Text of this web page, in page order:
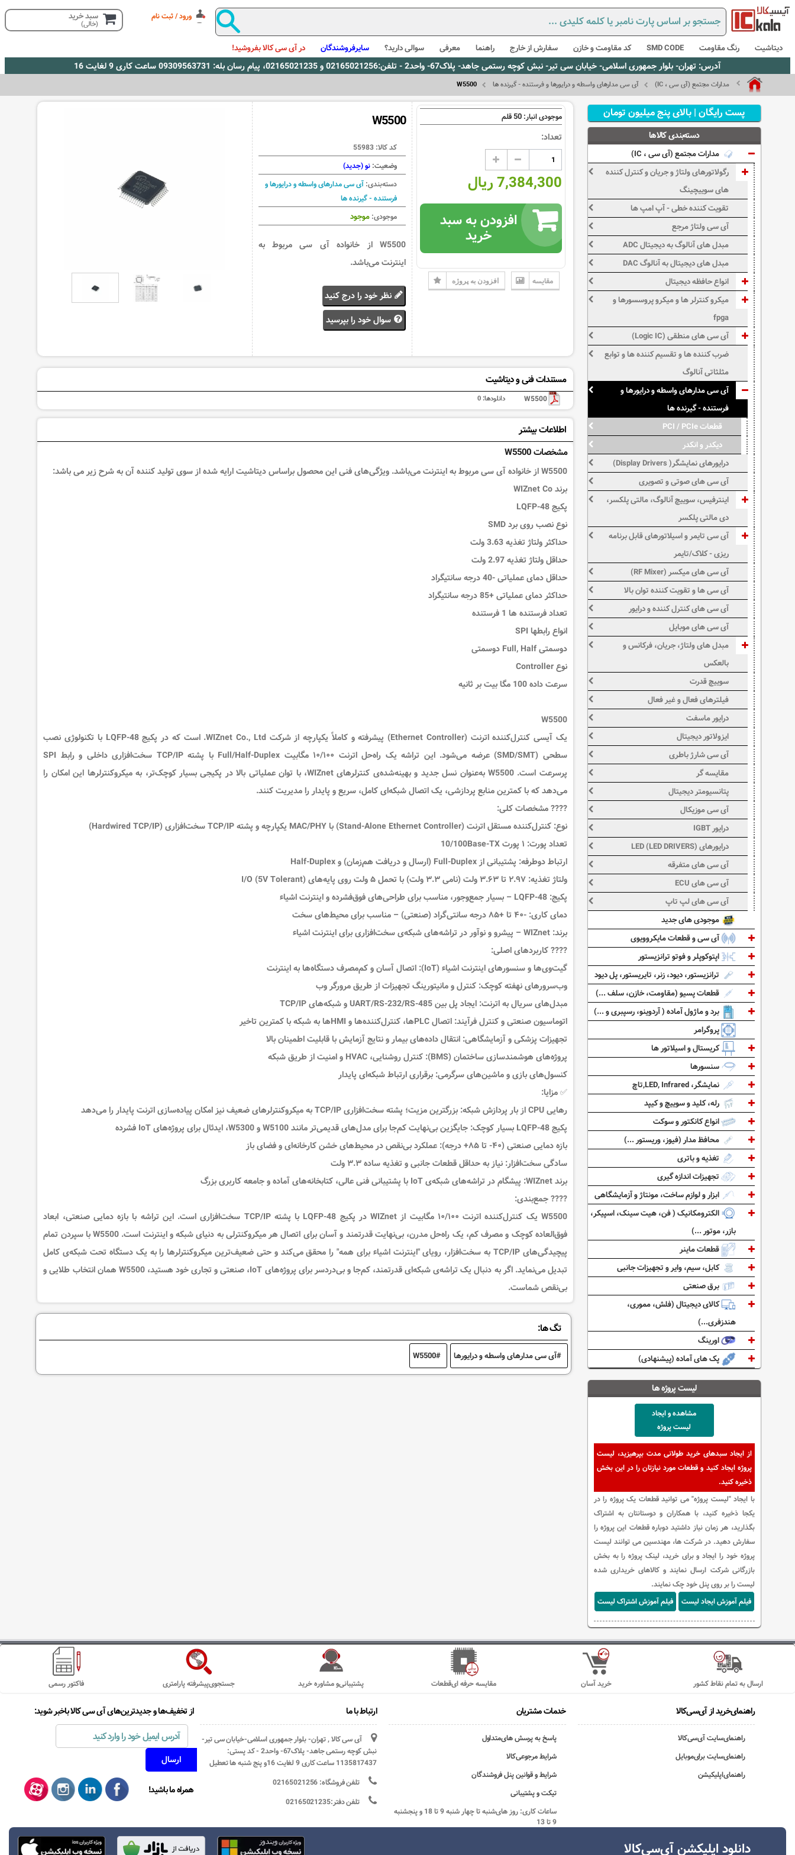
ورود / ثبت نام سبد خرید
(خالی)
دیتاشیت رنگ مقاومت SMD CODE کد مقاومت و خازن سفارش از خارج راهنما معرفی سوالی دارید؟ سایرفروشندگان در آی سی کالا بفروشید!
آدرس: تهران- بلوار جمهوری اسلامی- خیابان سی تیر- نبش کوچه رستمی جاهد- پلاک67- واحد2 - تلفن:02165021256 و 02165021235، پیام رسان بله: 09309563731 ساعت کاری 9 لغایت 16
مدارات مجتمع (آی سی ، IC) آی سی مدارهای واسطه و درایورها و فرستنده - گیرنده ها W5500
W5500
کد کالا: 55983
وضعیت: نو (جدید)
دسته‌بندی: آی سی مدارهای واسطه و درایورها و
فرستنده - گیرنده ها
موجودی: موجود
W5500از خانوادهآی سی مربوط به
اینترنتمی‌باشد.
نظر خود را درج کنید
سوال خود را بپرسید
موجودی انبار:50قلم
تعداد:
7,384,300 ریال
افزودن به سبد
خرید
مقایسه افزودن به پروژه
مستندات فنی و دیتاشیت
W5500 دانلودها:0
اطلاعات بیشتر
مشخصات W5500
W5500از خانوادهآی سی مربوط به اینترنتمی‌باشد. ویژگی‌های فنی این محصول براساسدیتاشیتارایه شده از سوی تولید کننده آن به شرح زیر می باشد:
برند WIZnet Co
پکیج LQFP-48
نوع نصب روی برد SMD
حداکثر ولتاژ تغذیه 3.63 ولت
حداقل ولتاژ تغذیه 2.97 ولت
حداقل دمای عملیاتی -40 درجه سانتیگراد
حداکثر دمای عملیاتی +85 درجه سانتیگراد
تعداد فرستنده ها 1 فرستنده
انواع رابطها SPI
دوسمتی Full, Half دوسمتی
نوع Controller
سرعت داده 100 مگا بیت بر ثانیه
W5500
یک آیسی کنترل‌کننده اترنت (Ethernet Controller) پیشرفته و کاملاً یکپارچه از شرکت WIZnet Co., Ltd. است که در پکیجLQFP-48 با تکنولوژی نصب
سطحی (SMD/SMT) عرضه می‌شود. این تراشه یک راه‌حل اترنت
۱۰/۱۰۰ مگابیت Full/Half-Duplex با پشته TCP/IP سخت‌افزاری داخلی و
رابط SPI
پرسرعت
است. W5500 به‌عنوان نسل جدید و بهینه‌شده‌ی کنترلرهای WIZnet، با توان عملیاتی بالا در پکیجی بسیار کوچک‌تر، به میکروکنترلرها این امکان را
می‌دهد که با کمترین منابع پردازشی، یک اتصال شبکه‌ای کامل، سریع و پایدار را مدیریت کنند.
????مشخصات کلی:
نوع: کنترل‌کننده مستقل اترنت (Stand-Alone Ethernet Controller) با MAC/PHY یکپارچه و پشته TCP/IP سخت‌افزاری (Hardwired TCP/IP)
تعداد پورت:
ارتباط دوطرفه: پشتیبانی ازFull-Duplex (ارسال و دریافت هم‌زمان) وHalf-Duplex
ولتاژ تغذیه: ۲.۹۷ تا ۳.۶۳ ولت
(نامی ۳.۳ ولت) با تحمل ۵ ولت روی پایه‌های I/O (5V Tolerant)
پکیج: LQFP-48 – بسیار جمع‌وجور، مناسب برای طراحی‌های فوق‌فشرده و اینترنت اشیاء
دمای کاری: -۴۰ تا +۸۵ درجه سانتی‌گراد
(صنعتی) – مناسب برای محیط‌های سخت
برند: WIZnet – پیشرو و نوآور در تراشه‌های شبکه‌ی سخت‌افزاری برای اینترنت اشیاء
????کاربردهای اصلی:
گیت‌وی‌ها و سنسورهای اینترنت اشیاء (IoT):
اتصال آسان و کم‌مصرف دستگاه‌ها به اینترنت
وب‌سرورهای نهفته کوچک: کنترل و مانیتورینگ تجهیزات از طریق مرورگر وب
مبدل‌های سریال به اترنت: ایجاد پل بین UART/RS-232/RS-485 و شبکه‌های TCP/IP
اتوماسیون صنعتی و کنترل فرآیند: اتصال PLCها، کنترل‌کننده‌ها و HMIها به شبکه با کمترین تاخیر
تجهیزات پزشکی و آزمایشگاهی: انتقال داده‌های بیمار و نتایج آزمایش با قابلیت اطمینان بالا
پروژه‌های هوشمندسازی ساختمان (BMS):
کنترل روشنایی، HVAC و امنیت از طریق شبکه
کنسول‌های بازی و ماشین‌های سرگرمی: برقراری ارتباط شبکه‌ای پایدار
✅مزایا:
رهایی CPU از بار پردازش شبکه:
بزرگترین مزیت؛ پشته سخت‌افزاری TCP/IP به میکروکنترلرهای ضعیف نیز امکان پیاده‌سازی اترنت پایدار را می‌دهد
پکیج LQFP-48 بسیار کوچک:
جایگزین بی‌نهایت کم‌جا برای مدل‌های قدیمی‌تر مانند W5100 و W5300، ایدئال برای پروژه‌های IoT فشرده
بازه دمایی صنعتی (۴۰- تا ۸۵+ درجه):
عملکرد بی‌نقص در محیط‌های خشن کارخانه‌ای و فضای باز
سادگی سخت‌افزار: نیاز به حداقل قطعات جانبی و تغذیه ساده ۳.۳ ولت
برند WIZnet:
پیشگام در تراشه‌های شبکه‌ی IoT با پشتیبانی فنی عالی، کتابخانه‌های آماده و جامعه کاربری بزرگ
????جمع‌بندی:
W5500 یک کنترل‌کننده اترنت ۱۰/۱۰۰ مگابیت از WIZnet در پکیج
LQFP-48 با پشته TCP/IP سخت‌افزاری
است. این تراشه با بازه دمایی صنعتی، ابعاد
فوق‌العاده کوچک و مصرف کم، یک راه‌حلمدرن، بی‌نهایت قدرتمند و آسان
برای اتصال هر میکروکنترلی به دنیای شبکه و اینترنت است. W5500 با سپردن تمام
پیچیدگی‌های TCP/IP به سخت‌افزار، رویای "اینترنت اشیاء برای همه" را محقق می‌کند و حتی ضعیف‌ترین میکروکنترلرها را به یک دستگاه تحت شبکه‌ی کامل
تبدیل می‌نماید. اگر به دنبال یک تراشه‌ی شبکه‌ای قدرتمند، کم‌جا و بی‌دردسر برای پروژه‌های IoT، صنعتی و تجاری خود هستید، W5500 همان انتخاب طلایی و
بی‌نقص شماست.
تگ ها:
آی سی مدارهای واسطه و درایورها W5500
پست رایگان | بالای پنج میلیون تومان
دسته‌بندی کالاها
مدارات مجتمع (آی سی ، IC)
رگولاتورهای ولتاژ و جریان و کنترل کننده
های سوییچینگ
تقویت کننده خطی - آپ امپ ها
آی سی ولتاژ مرجع
مبدل های آنالوگ به دیجیتال ADC
مبدل های دیجیتال به آنالوگ DAC
انواع حافظه دیجیتال
میکرو کنترلر ها و میکرو پروسسورها و
fpga
آی سی های منطقی (Logic IC)
ضرب کننده ها و تقسیم کننده ها و توابع
مثلثاتی آنالوگ
آی سی مدارهای واسطه و درایورها و
فرستنده - گیرنده ها
قطعات PCI / PCIe
دیکدر و انکدر
درایورهای نمایشگر( Display Drivers)
آی سی های صوتی و تصویری
اینترفیس، سوییچ آنالوگ، مالتی پلکسر،
دی مالتی پلکسر
آی سی تایمر و اسیلاتورهای قابل برنامه
ریزی - کلاک/تایمر
آی سی های میکسر (RF Mixer)
آی سی ها و تقویت کننده توان بالا
آی سی های کنترل کننده و درایور
آی سی های موبایل
مبدل های ولتاژ، جریان، فرکانس و
بالعکس
سوییچ قدرت
فیلترهای فعال و غیر فعال
درایور ماسفت
ایزولاتور دیجیتال
آی سی شارژ باطری
مقایسه گر
پتانسیومتر دیجیتال
آی سی موزیکال
درایور IGBT
درایورهای LED (LED DRIVERS)
آی سی های متفرقه
آی سی های ECU
آی سی های لپ تاپ
موجودی های جدید
آی سی و قطعات مایکروویوی
اپتوکوپلر و فوتو ترانزیستور
ترانزیستور، دیود، زنر، تایریستور، پل دیود
قطعات پسیو (مقاومت، خازن، سلف ...)
برد و ماژول آماده ( آردوینو، رسپبری و ...)
پروگرامر
کریستال و اسیلاتور ها
سنسورها
نمایشگر، LED, Infrared,تاچ
رله، کلید و سوییچ و کیپد
انواع کانکتور و سوکت
محافظ مدار (فیوز، وریستور ...)
تغذیه و باتری
تجهیزات اندازه گیری
ابزار و لوازم ساخت، مونتاژ و آزمایشگاهی
الکترومکانیک ( فن، هیت سینک، اسپیکر،
بازر، موتور ...)
قطعات ماینر
کابل، سیم، وایر و تجهیزات جانبی
برق صنعتی
کالای دیجیتال (فلش، مموری،
هندزفری...)
اورینگ
پک های آماده (پیشنهادی)
لیست پروژه ها
مشاهده و ایجاد
لیست پروژه
از ایجاد سبدهای خرید طولانی مدت بپرهیزید، لیست
پروژه ایجاد کنید و قطعات مورد نیازتان را در این بخش
ذخیره کنید.
با ایجاد "لیست پروژه" می توانید قطعات یک پروژه را در
یکجا ذخیره کنید، با همکاران و دوستانتان به اشتراک
بگذارید، هر زمان نیاز داشتید دوباره قطعات این پروژه را
سفارش دهید. در شرکت ها، مهندسین می توانند لیست
پروژه خود را ایجاد و برای خرید، لینک پروژه را به بخش
بازرگانی شرکت ارسال نمایند و کالاهای خریداری شده
لیست را بر روی پنل خود چک نمایند.
فیلم آموزش ایجاد لیست
فیلم آموزش اشتراک لیست
فاکتور رسمی جستجوی‌پیشرفته پارامتری پشتیبانی‌و مشاوره خرید مقایسه حرفه ای‌قطعات خرید آسان ارسال به تمام نقاط کشور
راهنمای‌خرید از آی‌سی‌کالا
راهنمای‌سایت آی‌سی‌کالا
راهنمای‌سایت برای‌موبایل
راهنمای‌اپلیکیشن
خدمات مشتریان
پاسخ به پرسش های‌متداول
شرایط مرجوعی‌کالا
شرایط و قوانین پنل فروشندگان
تیکت و پشتیبانی
ساعات کاری: روز های‌شنبه تا چهار شنبه 9 تا 18 و پنجشنبه
9 تا 13
ارتباط با ما
آی سی کالا , تهران- بلوار جمهوری اسلامی-خیابان سی تیر-
نبش کوچه رستمی جاهد- پلاک67- واحد2 - کد پستی:
1135817437 ساعت کاری 9 لغایت 16و پنج شنبه ها تعطیل
تلفن فروشگاه: 02165021256
تلفن دفتر:02165021235
از تخفیف‌ها و جدیدترین‌های آی سی کالا باخبر شوید:
همراه ما باشید!
دانلود اپلیکشن آی‌سی‌کالا